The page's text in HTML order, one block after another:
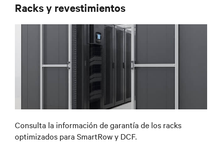
Racks y revestimientos
Consulta la información de garantía de los racks
optimizados para SmartRow y DCF.